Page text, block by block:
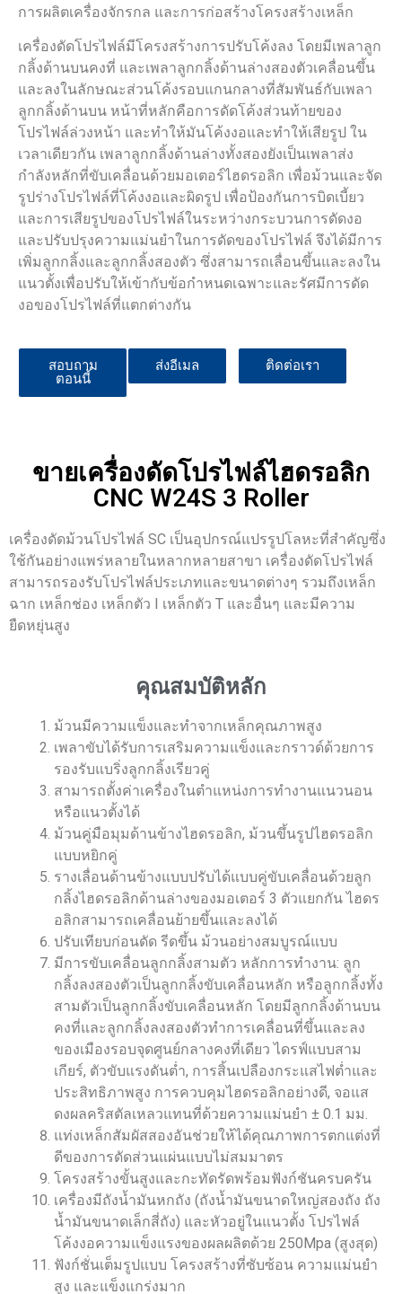
การผลิตเครื่องจักรกล และการก่อสร้างโครงสร้างเหล็ก
เครื่องดัดโปรไฟล์มีโครงสร้างการปรับโค้งลง โดยมีเพลาลูก
กลิ้งด้านบนคงที่ และเพลาลูกกลิ้งด้านล่างสองตัวเคลื่อนขึ้น
และลงในลักษณะส่วนโค้งรอบแกนกลางที่สัมพันธ์กับเพลา
ลูกกลิ้งด้านบน หน้าที่หลักคือการดัดโค้งส่วนท้ายของ
โปรไฟล์ล่วงหน้า และทำให้มันโค้งงอและทำให้เสียรูป ใน
เวลาเดียวกัน เพลาลูกกลิ้งด้านล่างทั้งสองยังเป็นเพลาส่ง
กำลังหลักที่ขับเคลื่อนด้วยมอเตอร์ไฮดรอลิก เพื่อม้วนและจัด
รูปร่างโปรไฟล์ที่โค้งงอและผิดรูป เพื่อป้องกันการบิดเบี้ยว
และการเสียรูปของโปรไฟล์ในระหว่างกระบวนการดัดงอ
และปรับปรุงความแม่นยำในการดัดของโปรไฟล์ จึงได้มีการ
เพิ่มลูกกลิ้งและลูกกลิ้งสองตัว ซึ่งสามารถเลื่อนขึ้นและลงใน
แนวตั้งเพื่อปรับให้เข้ากับข้อกำหนดเฉพาะและรัศมีการดัด
งอของโปรไฟล์ที่แตกต่างกัน
สอบถาม
ตอนนี้
ส่งอีเมล ติดต่อเรา
ขายเครื่องดัดโปรไฟล์ไฮดรอลิก
CNC W24S 3 Roller
เครื่องดัดม้วนโปรไฟล์ SC เป็นอุปกรณ์แปรรูปโลหะที่สำคัญซึ่ง
ใช้กันอย่างแพร่หลายในหลากหลายสาขา เครื่องดัดโปรไฟล์
สามารถรองรับโปรไฟล์ประเภทและขนาดต่างๆ รวมถึงเหล็ก
ฉาก เหล็กช่อง เหล็กตัว I เหล็กตัว T และอื่นๆ และมีความ
ยืดหยุ่นสูง
คุณสมบัติหลัก
ม้วนมีความแข็งและทำจากเหล็กคุณภาพสูง
เพลาขับได้รับการเสริมความแข็งและกราวด์ด้วยการ
รองรับแบริ่งลูกกลิ้งเรียวคู่
สามารถตั้งค่าเครื่องในตำแหน่งการทำงานแนวนอน
หรือแนวตั้งได้
ม้วนคู่มือมุมด้านข้างไฮดรอลิก, ม้วนขึ้นรูปไฮดรอลิก
แบบหยิกคู่
รางเลื่อนด้านข้างแบบปรับได้แบบคู่ขับเคลื่อนด้วยลูก
กลิ้งไฮดรอลิกด้านล่างของมอเตอร์ 3 ตัวแยกกัน ไฮดร
อลิกสามารถเคลื่อนย้ายขึ้นและลงได้
ปรับเทียบก่อนดัด รีดขึ้น ม้วนอย่างสมบูรณ์แบบ
มีการขับเคลื่อนลูกกลิ้งสามตัว หลักการทำงาน: ลูก
กลิ้งลงสองตัวเป็นลูกกลิ้งขับเคลื่อนหลัก หรือลูกกลิ้งทั้ง
สามตัวเป็นลูกกลิ้งขับเคลื่อนหลัก โดยมีลูกกลิ้งด้านบน
คงที่และลูกกลิ้งลงสองตัวทำการเคลื่อนที่ขึ้นและลง
ของเมืองรอบจุดศูนย์กลางคงที่เดียว ไดรฟ์แบบสาม
เกียร์, ตัวขับแรงดันต่ำ, การสิ้นเปลืองกระแสไฟต่ำและ
ประสิทธิภาพสูง การควบคุมไฮดรอลิกอย่างดี, จอแส
ดงผลคริสตัลเหลวแทนที่ด้วยความแม่นยำ ± 0.1 มม.
แท่งเหล็กสัมผัสสองอันช่วยให้ได้คุณภาพการตกแต่งที่
ดีของการดัดส่วนแผ่นแบบไม่สมมาตร
โครงสร้างขั้นสูงและกะทัดรัดพร้อมฟังก์ชันครบครัน
เครื่องมีถังน้ำมันหกถัง (ถังน้ำมันขนาดใหญ่สองถัง ถัง
น้ำมันขนาดเล็กสี่ถัง) และหัวอยู่ในแนวตั้ง โปรไฟล์
โค้งงอความแข็งแรงของผลผลิตด้วย 250Mpa (สูงสุด)
ฟังก์ชั่นเต็มรูปแบบ โครงสร้างที่ซับซ้อน ความแม่นยำ
สูง และแข็งแกร่งมาก